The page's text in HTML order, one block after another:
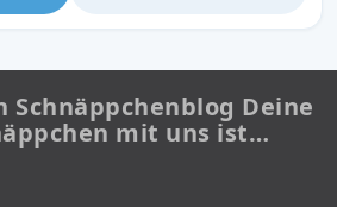
Schnäppchenblog Deine
mit uns ist…